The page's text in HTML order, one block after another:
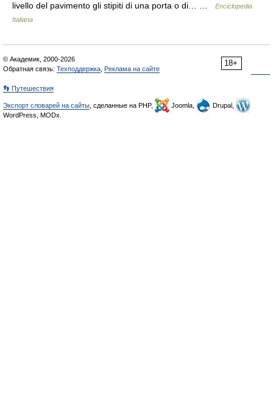
livello del pavimento gli stipiti di una porta o di… …
Enciclopedia
Italiana
18+
© Академик, 2000-2026
Обратная связь: Техподдержка Реклама на сайте
👣 Путешествия
Экспорт словарей на сайты , сделанные на PHP, Joomla,
Drupal,
WordPress, MODx.